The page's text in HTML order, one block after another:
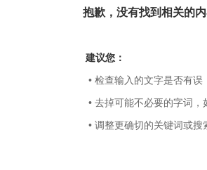
抱歉，没有找到相关的
建议您：
• 检查输入的文字是否有误
• 去掉可能不必要的字词，
• 调整更确切的关键词或搜